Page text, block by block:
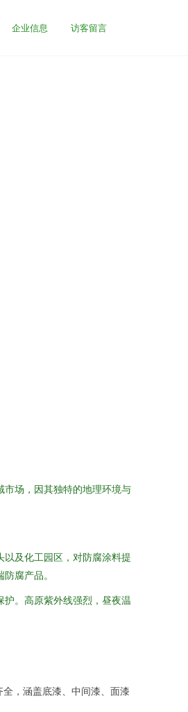
企业信息 访客留言
市场，因其独特的地理环境与
及化工园区，对防腐涂料提
腐产品。
。高原紫外线强烈，昼夜温
，涵盖底漆、中间漆、面漆